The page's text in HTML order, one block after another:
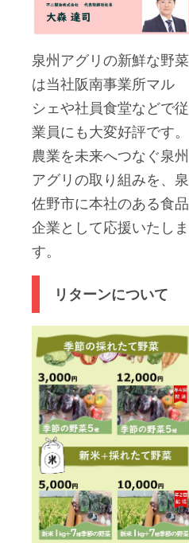
泉州アグリの新鮮な野菜
は当社阪南事業所マル
シェや社員食堂などで従
業員にも大変好評です。
農業を未来へつなぐ泉州
アグリの取り組みを、泉
佐野市に本社のある食品
企業として応援いたしま
す。
リターンについて